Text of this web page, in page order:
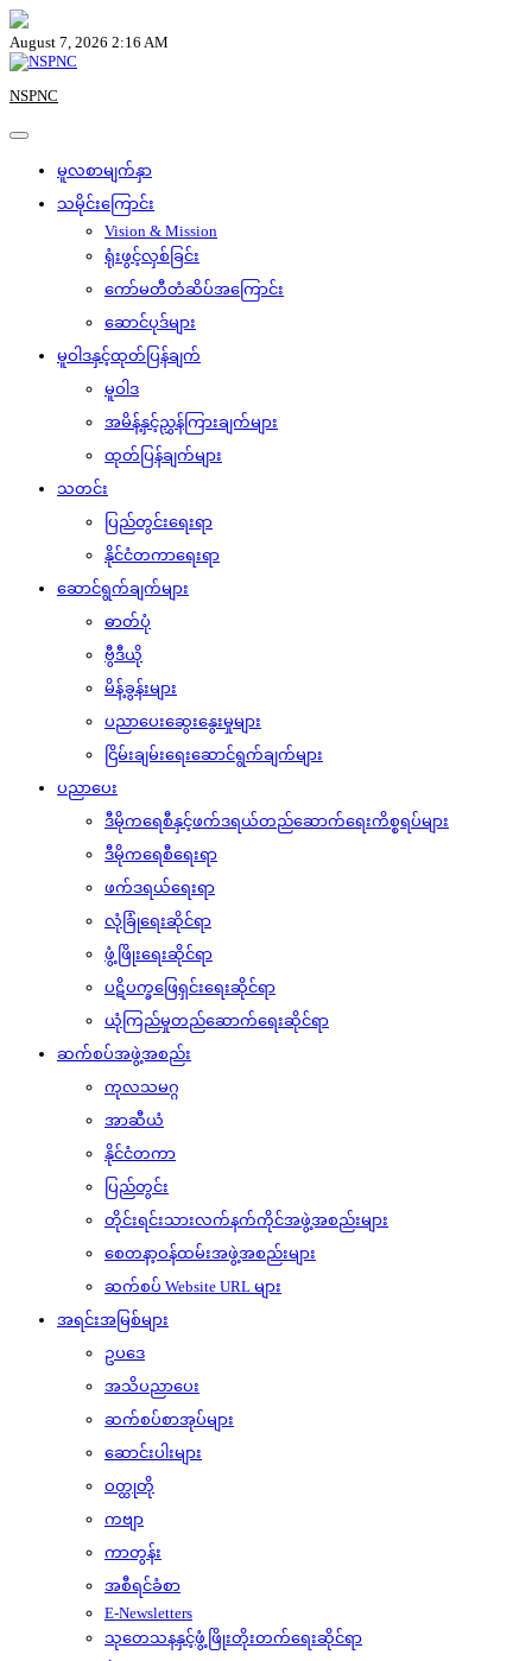
Skip
to
content
August 7, 2026 2:16 AM
NSPNC
မူလစာမျက်နှာ
သမိုင်းကြောင်း
Vision & Mission
ရုံးဖွင့်လှစ်ခြင်း
ကော်မတီတံဆိပ်အကြောင်း
ဆောင်ပုဒ်များ
မူဝါဒနှင့်ထုတ်ပြန်ချက်
မူဝါဒ
အမိန့်နှင့်ညွှန်ကြားချက်များ
ထုတ်ပြန်ချက်များ
သတင်း
ပြည်တွင်းရေးရာ
နိုင်ငံတကာရေးရာ
ဆောင်ရွက်ချက်များ
ဓာတ်ပုံ
ဗွီဒီယို
မိန့်ခွန်းများ
ပညာပေးဆွေးနွေးမှုများ
ငြိမ်းချမ်းရေးဆောင်ရွက်ချက်များ
ပညာပေး
ဒီမိုကရေစီနှင့်ဖက်ဒရယ်တည်ဆောက်‌ရေးကိစ္စရပ်များ
ဒီမိုကရေစီရေးရာ
ဖက်ဒရယ်ရေးရာ
လုံခြုံရေးဆိုင်ရာ
ဖွံ့ဖြိုးရေးဆိုင်ရာ
ပဋိပက္ခဖြေရှင်းရေးဆိုင်ရာ
ယုံကြည်မှုတည်ဆောက်ရေးဆိုင်ရာ
ဆက်စပ်အဖွဲ့အစည်း
ကုလသမဂ္ဂ
အာဆီယံ
နိုင်ငံတကာ
ပြည်တွင်း
တိုင်းရင်းသားလက်နက်ကိုင်အဖွဲ့အစည်းများ
စေတနာ့ဝန်ထမ်းအဖွဲ့အစည်းများ
ဆက်စပ် Website URL များ
အရင်းအမြစ်များ
ဥပဒေ
အသိပညာပေး
ဆက်စပ်စာအုပ်များ
ဆောင်းပါးများ
ဝတ္ထုတို
ကဗျာ
ကာတွန်း
အစီရင်ခံစာ
E-Newsletters
သုတေသနနှင့်ဖွံ့ဖြိုးတိုးတက်ရေးဆိုင်ရာ